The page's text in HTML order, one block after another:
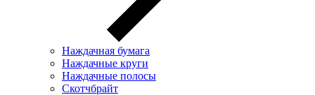
Наждачная бумага
Наждачные круги
Наждачные полосы
Скотчбрайт